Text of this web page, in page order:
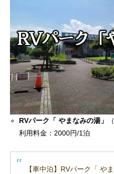
RVパーク「 やまなみの湯」
利用料金：2000円/1泊
【車中泊】RVパーク「 や